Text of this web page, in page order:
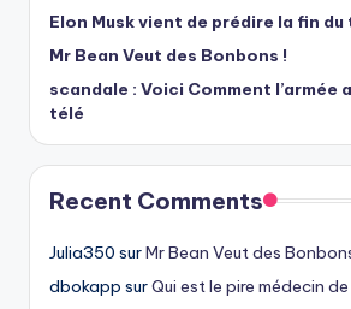
Elon Musk vient de prédire la fin
Mr Bean Veut des Bonbons !
scandale : Voici Comment l’armée
télé
Recent Comments
Julia350 surMr Bean Veut des
dbokapp surQui est le pire médecin